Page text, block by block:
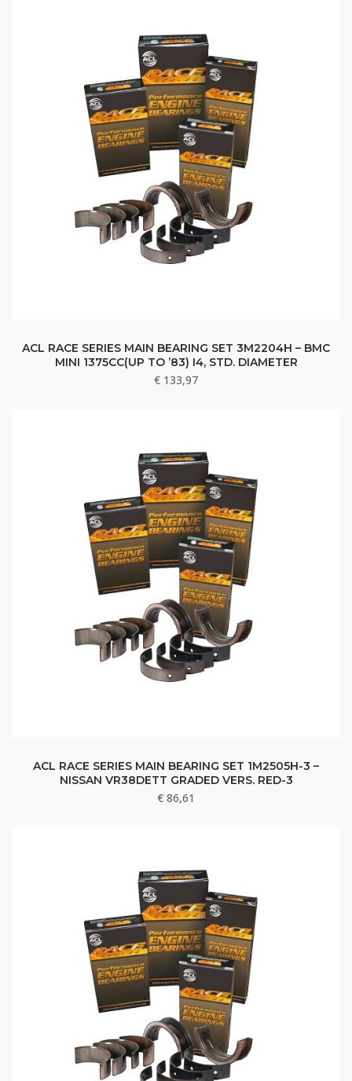
ACL RACE SERIES MAIN BEARING SET 3M2204H – BMC
MINI 1375CC(UP TO ’83) I4, STD. DIAMETER
€ 133,97
ACL RACE SERIES MAIN BEARING SET 1M2505H-3 –
NISSAN VR38DETT GRADED VERS. RED-3
€ 86,61